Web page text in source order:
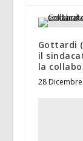
Gottardi
il
la
28 Dicembre